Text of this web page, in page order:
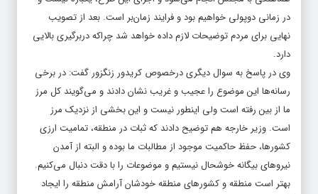
در زمانی دوپولی خواهیم بود و فرایند زمان‌بر است. بعد از تصویب
نهایی برای مردم توضیحات لازم داده خواهد شد چراکه دربرگیری بالایی
دارد.
وی در پاسخ به سوال دیگری درخصوص کریدور زنگزور گفت: در برخی
رسانه‌ها این موضوع را عجیب و غریب نشان دادند و می‌گویند کل مرز
ما از بین رفته است ولی اینطور نیست و این بخشی از نزدیک مرز
است. وزیر خارجه هم توضیح دادند که ثبات در منطقه، تمامیت ارزی
کشورها، حفظ حاکمیت موجود از مطالبات ما بوده و البته از آمدن
نیروهای بیگانه خوشحال نیستیم و موضوعات را با دقت دنبال می‌کنیم.
بهتر است منطقه و کشورهای منطقه خودشان آرامش منطقه را ایجاد